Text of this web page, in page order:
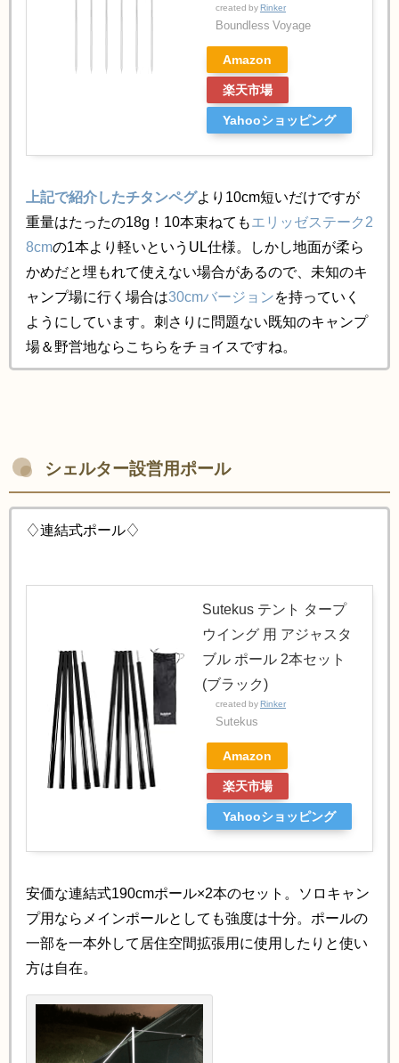
created by Rinker
Boundless Voyage
Amazon
楽天市場
Yahooショッピング
上記で紹介したチタンペグより10cm短いだけですが
重量はたったの18g！10本束ねても エリッゼステーク2
8cmの1本より軽いというUL仕様。しかし地面が柔ら
かめだと埋もれて使えない場合があるので、未知のキ
ャンプ場に行く場合は30cmバージョンを持っていく
ようにしています。刺さりに問題ない既知のキャンプ
場＆野営地ならこちらをチョイスですね。
シェルター設営用ポール
♢連結式ポール♢
Sutekus テント タープ
ウイング 用 アジャスタ
ブル ポール 2本セット
(ブラック)
created by Rinker
Sutekus
Amazon
楽天市場
Yahooショッピング
安価な連結式190cmポール×2本のセット。ソロキャン
プ用ならメインポールとしても強度は十分。ポールの
一部を一本外して居住空間拡張用に使用したりと使い
方は自在。